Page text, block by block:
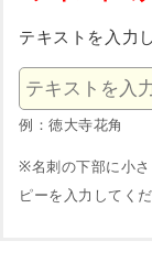
テキストを入力
例：徳大寺花角
※名刺の下部に小
ピーを入力してくだ